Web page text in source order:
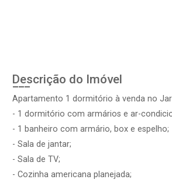
Descrição do Imóvel
Apartamento 1 dormitório à venda no
- 1 dormitório com armários e ar-
- 1 banheiro com armário, box e espelho;
- Sala de jantar;
- Sala de TV;
- Cozinha americana planejada;